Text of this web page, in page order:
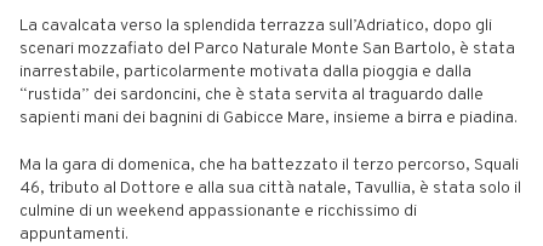
La cavalcata verso la splendida terrazza sull’Adriatico, dopo gli
scenari mozzafiato del Parco Naturale Monte San Bartolo, è stata
inarrestabile, particolarmente motivata dalla pioggia e dalla
“rustida” dei sardoncini, che è stata servita al traguardo dalle
sapienti mani dei bagnini di Gabicce Mare, insieme a birra e piadina.
Ma la gara di domenica, che ha battezzato il terzo percorso, Squali
46, tributo al Dottore e alla sua città natale, Tavullia, è stata solo il
culmine di un weekend appassionante e ricchissimo di
appuntamenti.